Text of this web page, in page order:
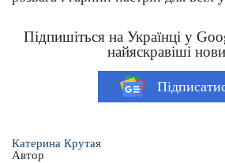
Підпишіться на Українці у
найяскравіші
Катерина Крутая
Автор